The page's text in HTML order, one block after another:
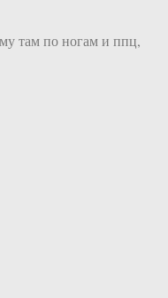
там по ногам и ппц,